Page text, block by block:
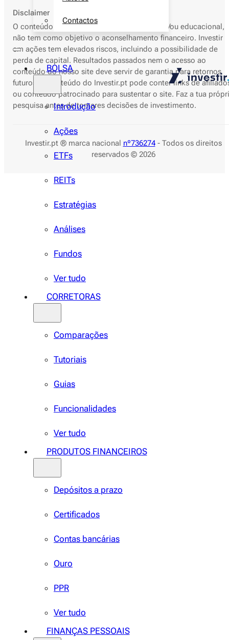
Contactos
BOLSA
Introdução
Ações
ETFs
REITs
Estratégias
Análises
Fundos
Ver tudo
CORRETORAS
Comparações
Tutoriais
Guias
Funcionalidades
Ver tudo
PRODUTOS FINANCEIROS
Depósitos a prazo
Certificados
Contas bancárias
Ouro
PPR
Ver tudo
FINANÇAS PESSOAIS
Disclaimer
O conteúdo deste site é apenas informativo e/ou educacional,
não tem como objetivo o aconselhamento financeiro. Investir
em ações tem elevados riscos, incluindo a possibilidade de
perda de capital. Resultados passados nem o acesso ao
conteúdo do nosso site deve servir de garantia para retornos
futuros. O conteúdo do Investir.pt pode conter links de
ou conteúdo patrocinado para sustentar o site. Faz a tua
pesquisa antes de tomares decisões de investimento.
Investir.pt ® marca nacional nº736274- Todos os direitos
reservados © 2026